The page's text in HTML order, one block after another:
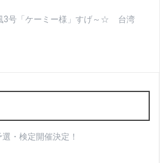
3号「ケーミー様」すげ～☆ 台湾
・検定開催決定！